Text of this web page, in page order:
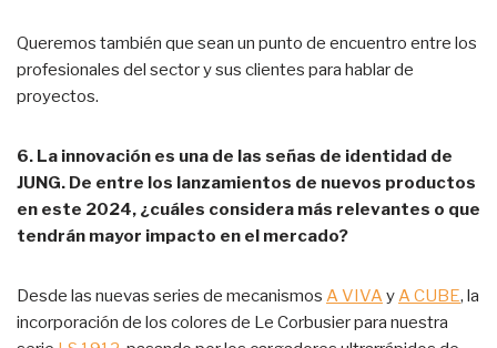
Queremos también que sean un punto de encuentro entre los
profesionales del sector y sus clientes para hablar de
proyectos.
6. La innovación es una de las señas de identidad de
JUNG. De entre los lanzamientos de nuevos productos
en este 2024, ¿cuáles considera más relevantes o que
tendrán mayor impacto en el mercado?
Desde las nuevas series de mecanismos A VIVAyA CUBE, la
incorporación de los colores de Le Corbusier para nuestra